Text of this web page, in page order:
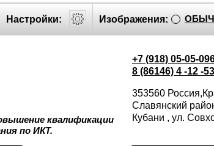
Настройки: Изображения:
квалификации
по ИКТ.
+7 (918) 05-05-
8 (86146) 4 -12 -53
353560
Славянский
Кубани , ул.